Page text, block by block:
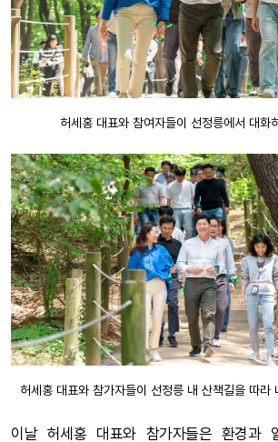
허세홍 대표와 참여자들이 선정릉에서 대화
허세홍 대표와 참가자들이 선정릉 내 산책길을 따라
이날 허세홍 대표와 참가자들은 환경과